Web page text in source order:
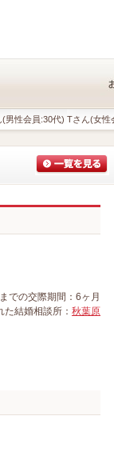
(男性会員:30代) Tさん(女性
での交際期間：6ヶ月
た結婚相談所： 秋葉原